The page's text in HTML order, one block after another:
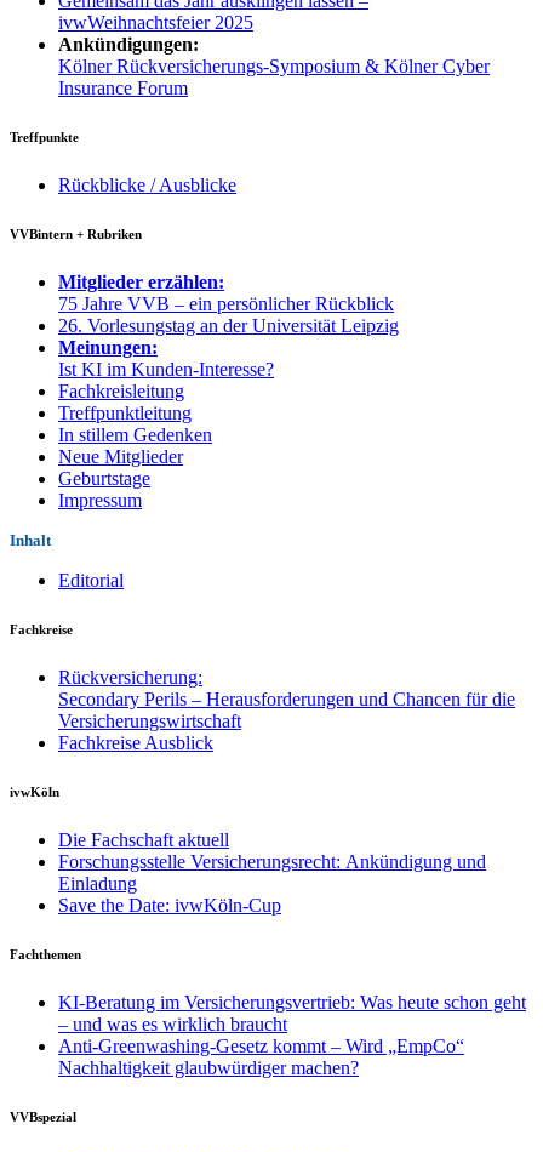
ivwWeihnachtsfeier 2025
Ankündigungen:
Kölner Rückversicherungs-Symposium & Kölner Cyber
Insurance Forum
Treffpunkte
Rückblicke / Ausblicke
VVBintern + Rubriken
Mitglieder erzählen:
75 Jahre VVB – ein persönlicher Rückblick
26. Vorlesungstag an der Universität Leipzig
Meinungen:
Ist KI im Kunden-Interesse?
Fachkreisleitung
Treffpunktleitung
In stillem Gedenken
Neue Mitglieder
Geburtstage
Impressum
Inhalt
Editorial
Fachkreise
Rückversicherung:
Secondary Perils – Herausforderungen und Chancen für die
Versicherungswirtschaft
Fachkreise Ausblick
ivwKöln
Die Fachschaft aktuell
Forschungsstelle Versicherungsrecht: Ankündigung und
Einladung
Save the Date: ivwKöln-Cup
Fachthemen
KI-Beratung im Versicherungsvertrieb: Was heute schon geht
– und was es wirklich braucht
Anti-Greenwashing-Gesetz kommt – Wird „EmpCo“
Nachhaltigkeit glaubwürdiger machen?
VVBspezial